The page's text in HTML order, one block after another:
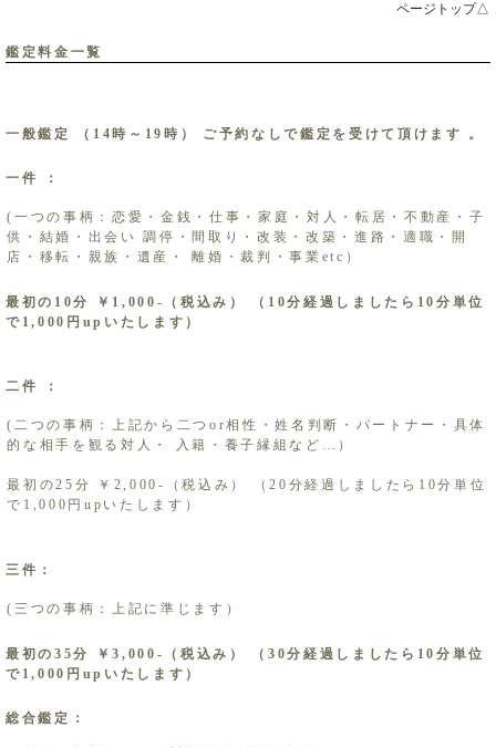
ページトップ△
鑑定料金一覧
一般鑑定 ​（14時～19時） ご予約なしで鑑定を受けて頂けます 。
一件 ：
(一つの事柄：恋愛・金銭・仕事・家庭・対人・転居・不動産・子
供・結婚・出会い 調停・間取り・改装・改築・進路・適職・開
店・移転・親族・遺産・ ​ 離婚・裁判・事業etc）
最初の10分 ￥1,000-（税込み） （10分経過しましたら10分単位
で1,000円upいたします） ​
二件 ：
(二つの事柄：上記から二つor相性・姓名判断・パートナー・具体
的な相手を観る対人・ 入籍・養子縁組など…）
最初の25分 ￥2,000-（税込み） （20分経過しましたら10分単位
で1,000円upいたします） ​
三件：
(三つの事柄：上記に準じます） ​
最初の35分 ￥3,000-（税込み） （30分経過しましたら10分単位
で1,000円upいたします） ​ ​
総合鑑定：